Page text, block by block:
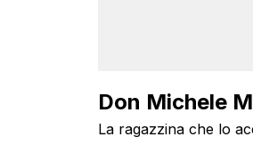
Don Michele
La ragazzina che lo